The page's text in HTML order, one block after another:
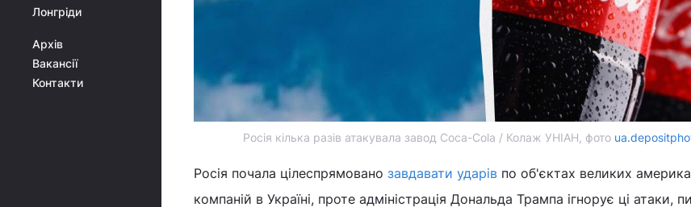
Лонгріди
Архів
Вакансії
Контакти
Росія кілька разів атакувала завод Coca-Cola / Колаж УНІАН, фото
Росія почала цілеспрямовано завдавати ударів по об'єктах великих
компаній в Україні, проте адміністрація Дональда Трампа ігнорує ці атаки,